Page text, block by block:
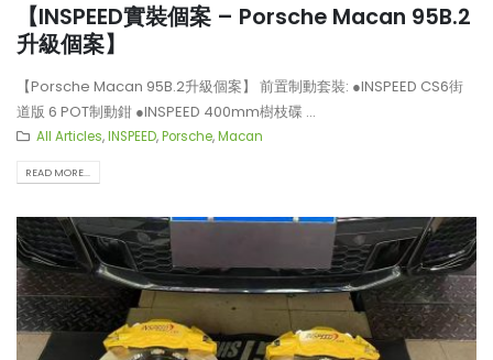
【INSPEED實裝個案 – Porsche Macan 95B.2
升級個案】
【Porsche Macan 95B.2升級個案】 前置制動套裝: ●INSPEED CS6街
道版 6 POT制動鉗 ●INSPEED 400mm樹枝碟 ...
All Articles,INSPEED,Porsche,Macan
READ MORE...